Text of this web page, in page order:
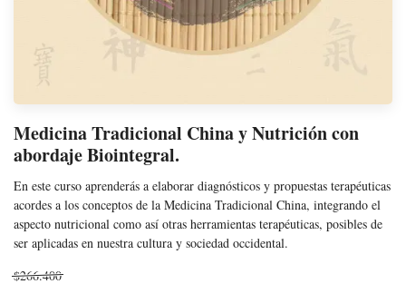
Medicina Tradicional China y Nutrición con
abordaje Biointegral.
En este curso aprenderás a elaborar diagnósticos y propuestas terapéuticas
acordes a los conceptos de la Medicina Tradicional China, integrando el
aspecto nutricional como así otras herramientas terapéuticas, posibles de
ser aplicadas en nuestra cultura y sociedad occidental.
$266.400